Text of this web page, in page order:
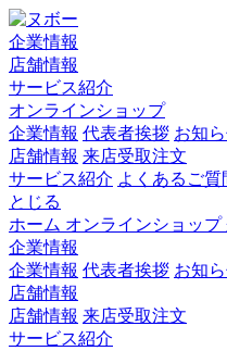
企業情報
店舗情報
サービス紹介
オンラインショップ
企業情報 代表者挨拶 お知
店舗情報 来店受取注文
サービス紹介 よくあるご質
とじる
ホーム オンラインショップ
企業情報
企業情報 代表者挨拶 お知
店舗情報
店舗情報 来店受取注文
サービス紹介